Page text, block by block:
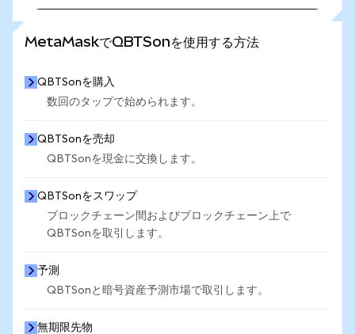
MetaMaskでQBTSonを使用する方法
QBTSonを購入
数回のタップで始められます。
QBTSonを売却
QBTSonを現金に交換します。
QBTSonをスワップ
ブロックチェーン間およびブロックチェーン上で
QBTSonを取引します。
予測
QBTSonと暗号資産予測市場で取引します。
無期限先物